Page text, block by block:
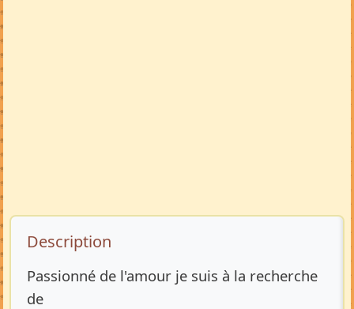
Description de l’annonce
Description
Passionné de l'amour je suis à la recherche
de